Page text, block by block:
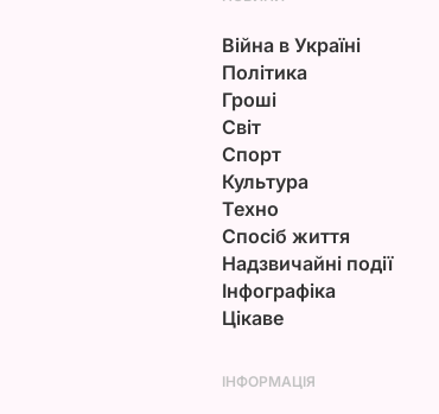
Війна в Україні
Політика
Гроші
Світ
Спорт
Культура
Техно
Спосіб життя
Надзвичайні події
Інфографіка
Цікаве
ІНФОРМАЦІЯ